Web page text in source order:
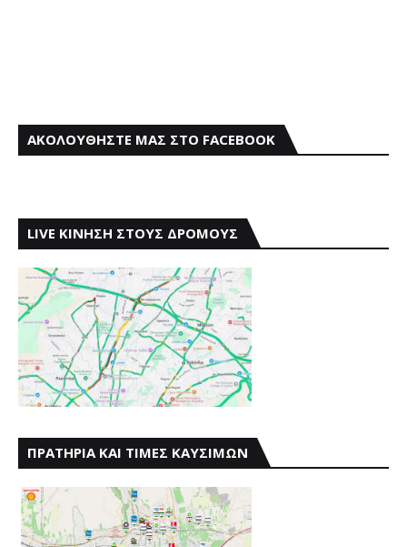
ΑΚΟΛΟΥΘΗΣΤΕ ΜΑΣ ΣΤΟ FACEBOOK
LIVE ΚΙΝΗΣΗ ΣΤΟΥΣ ΔΡΟΜΟΥΣ
ΠΡΑΤΗΡΙΑ ΚΑΙ ΤΙΜΕΣ ΚΑΥΣΙΜΩΝ